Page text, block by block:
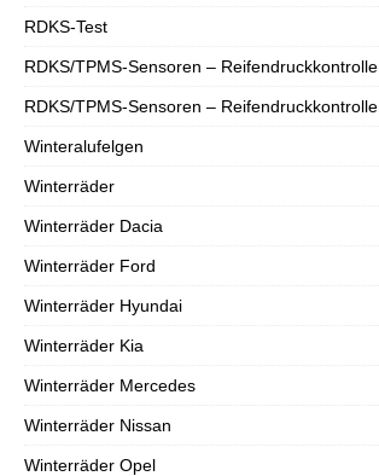
RDKS-Test
RDKS/TPMS-Sensoren – Reifendruckkontrolle
RDKS/TPMS-Sensoren – Reifendruckkontrolle
Winteralufelgen
Winterräder
Winterräder Dacia
Winterräder Ford
Winterräder Hyundai
Winterräder Kia
Winterräder Mercedes
Winterräder Nissan
Winterräder Opel